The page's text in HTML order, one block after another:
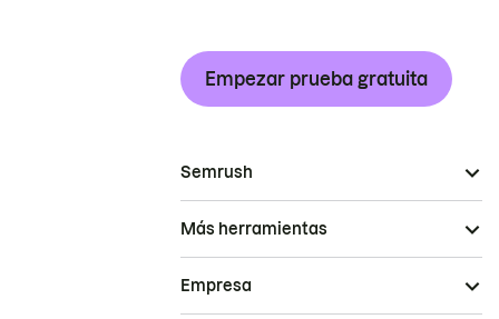
Empezar prueba gratuita
Semrush
Más herramientas
Empresa